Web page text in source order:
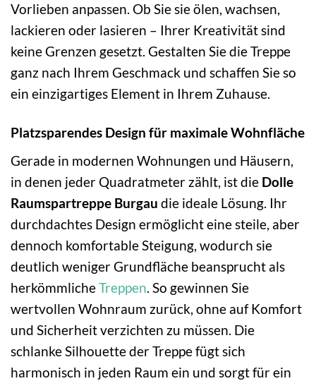
Vorlieben anpassen. Ob Sie sie ölen, wachsen,
lackieren oder lasieren – Ihrer Kreativität sind
keine Grenzen gesetzt. Gestalten Sie die Treppe
ganz nach Ihrem Geschmack und schaffen Sie so
ein einzigartiges Element in Ihrem Zuhause.
Platzsparendes Design für maximale Wohnfläche
Gerade in modernen Wohnungen und Häusern,
in denen jeder Quadratmeter zählt, ist die Dolle
Raumspartreppe Burgau die ideale Lösung. Ihr
durchdachtes Design ermöglicht eine steile, aber
dennoch komfortable Steigung, wodurch sie
deutlich weniger Grundfläche beansprucht als
herkömmlicheTreppen . So gewinnen Sie
wertvollen Wohnraum zurück, ohne auf Komfort
und Sicherheit verzichten zu müssen. Die
schlanke Silhouette der Treppe fügt sich
harmonisch in jeden Raum ein und sorgt für ein